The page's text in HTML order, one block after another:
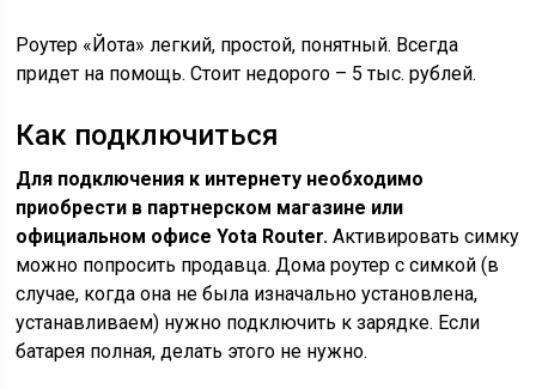
Роутер «Йота» легкий, простой, понятный. Всегда
придет на помощь. Стоит недорого – 5 тыс. рублей.
Как подключиться
Для подключения к интернету необходимо
приобрести в партнерском магазине или
официальном офисе Yota Router. Активировать симку
можно попросить продавца. Дома роутер с симкой (в
случае, когда она не была изначально установлена,
устанавливаем) нужно подключить к зарядке. Если
батарея полная, делать этого не нужно.